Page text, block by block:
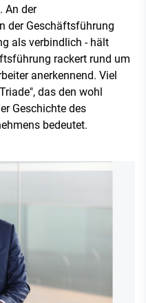
An der
der Geschäftsführung
als verbindlich - hält
rackert rund um
anerkennend. Viel
das den wohl
Geschichte des
bedeutet.